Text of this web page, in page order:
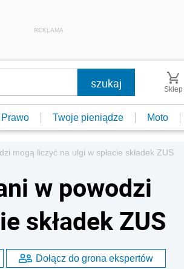
REKLAMA
Sklep
Prawo Twoje pieniądze Moto
mogą liczyć na ulgi w spłacie składek ZUS
w powodzi
składek ZUS
Dołącz do grona ekspertów